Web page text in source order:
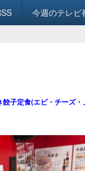
今週のテレビ
餃子定食(エビ・チーズ